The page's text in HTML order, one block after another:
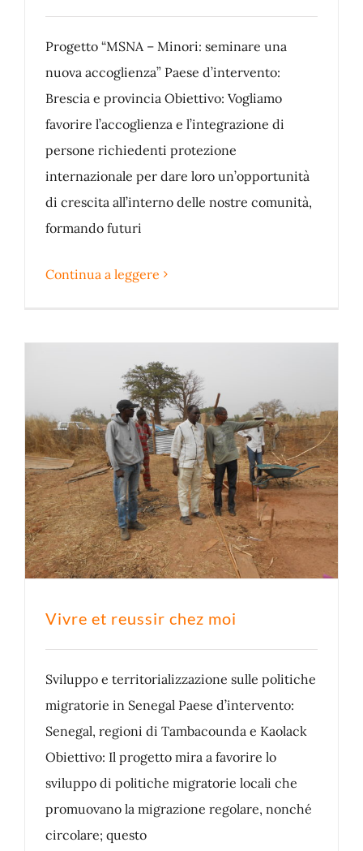
Progetto “MSNA – Minori: seminare una
nuova accoglienza” Paese d’intervento:
Brescia e provincia Obiettivo: Vogliamo
favorire l’accoglienza e l’integrazione di
persone richiedenti protezione
internazionale per dare loro un’opportunità
di crescita all’interno delle nostre comunità,
formando futuri
Continua a leggere
Vivre et reussir chez moi
Sviluppo e territorializzazione sulle politiche
migratorie in Senegal Paese d’intervento:
Senegal, regioni di Tambacounda e Kaolack
Obiettivo: Il progetto mira a favorire lo
sviluppo di politiche migratorie locali che
promuovano la migrazione regolare, nonché
circolare; questo